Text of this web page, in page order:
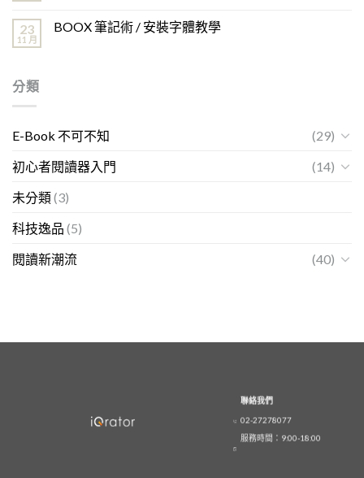
23
11 月
BOOX 筆記術 / 安裝字體教學
分類
E-Book 不可不知
(29)
初心者閱讀器入門
(14)
未分類(3)
科技逸品 (5)
閱讀新潮流
(40)
聯絡我們
02-27278077
服務時間：9:00-18:00